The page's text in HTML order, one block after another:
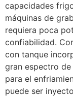
capacidades
máquinas de
requiera poca
confiabilidad.
con tanque
gran espectro
para el
puede ser